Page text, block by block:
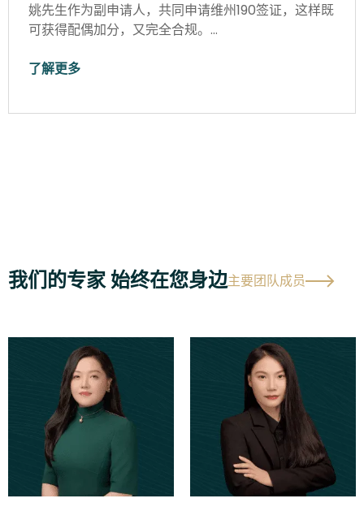
姚先生作为副申请人，共同申请维州190签证，这样既
可获得配偶加分，又完全合规。…
了解更多
我们的专家 始终在您身边主要团队成员